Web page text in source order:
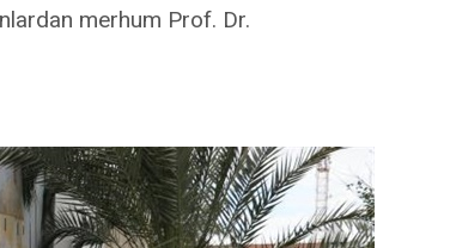
merhum Prof. Dr.